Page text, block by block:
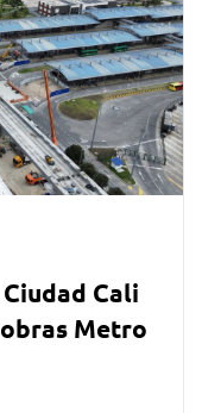
Cali
Metro